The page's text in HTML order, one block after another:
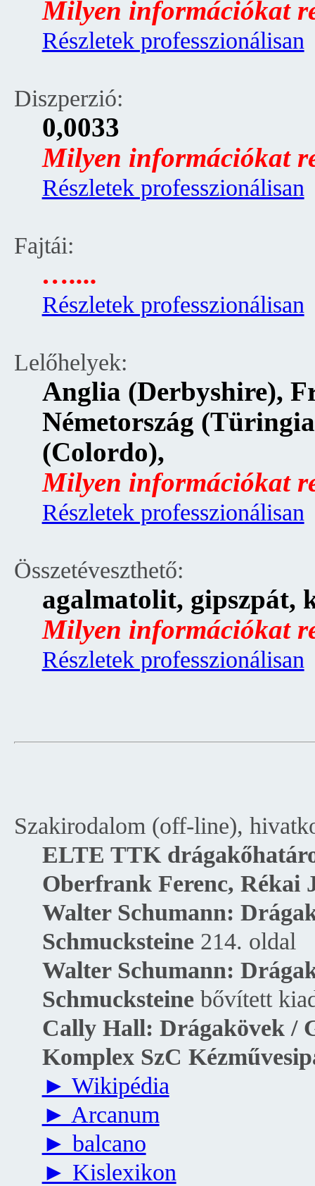
Milyen információkat
Részletek professzionálisan
Diszperzió:
0,0033
Milyen információkat
Részletek professzionálisan
Fajtái:
…....
Részletek professzionálisan
Lelőhelyek:
Anglia (Derbyshire),
Németország
(Colordo),
Milyen információkat
Részletek professzionálisan
Összetéveszthető:
agalmatolit, gipszpát,
Milyen információkat
Részletek professzionálisan
Szakirodalom (off-line),
ELTE TTK
Oberfrank Ferenc, Rékai
Walter Schumann:
Schmucksteine214. oldal
Walter Schumann:
Schmucksteinebővített
Cally Hall: Drágakövek /
Komplex SzC
► Wikipédia
► Arcanum
► balcano
► Kislexikon